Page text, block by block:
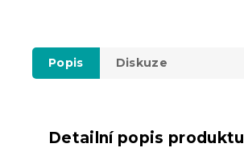
Popis Diskuze
Detailní popis produktu